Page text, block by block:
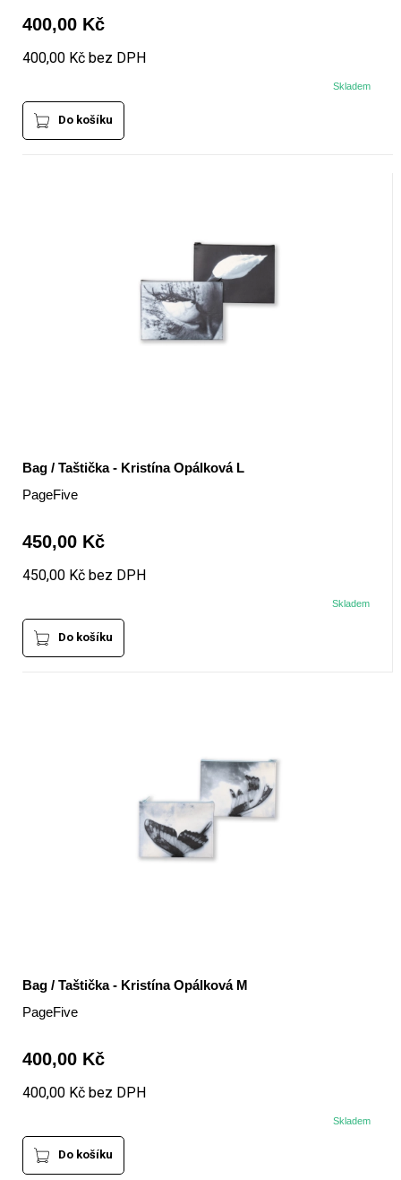
400,00 Kč
400,00 Kč bez DPH
Skladem
Do košíku
Bag / Taštička - Kristína Opálková L
PageFive
450,00 Kč
450,00 Kč bez DPH
Skladem
Do košíku
Bag / Taštička - Kristína Opálková M
PageFive
400,00 Kč
400,00 Kč bez DPH
Skladem
Do košíku